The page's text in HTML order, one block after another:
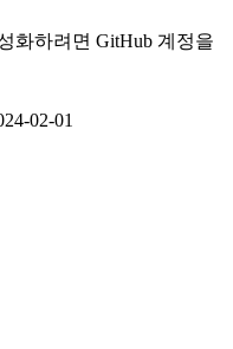
화하려면 GitHub 계정을
02-01